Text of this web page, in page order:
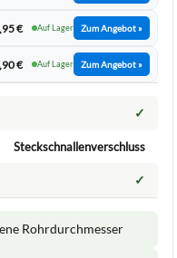
€ Auf Lager Zum Angebot »
€ Auf Lager Zum Angebot »
✓
Steckschnallenverschluss
✓
Rohrdurchmesser